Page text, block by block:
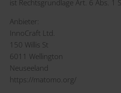
ist Rechtsgrundlage Art. 6 Abs. 1
Anbieter:
InnoCraft Ltd.
150 Willis St
6011 Wellington
Neuseeland
https://matomo.org/